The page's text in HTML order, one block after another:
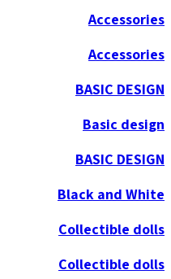
Accessories
Accessories
BASIC DESIGN
Basic design
BASIC DESIGN
Black and White
Collectible dolls
Collectible dolls